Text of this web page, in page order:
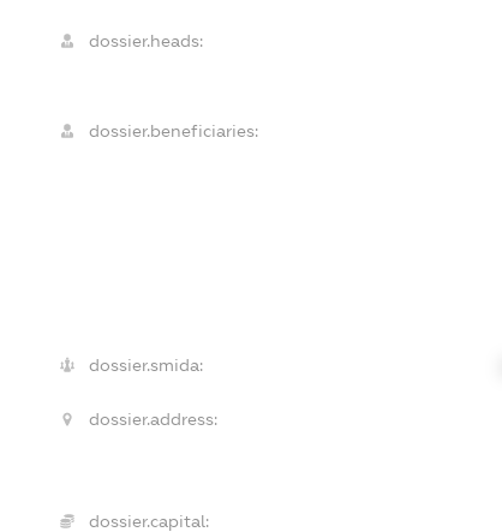
dossier.heads:
dossier.beneficiaries:
dossier.smida:
dossier.address:
dossier.capital: